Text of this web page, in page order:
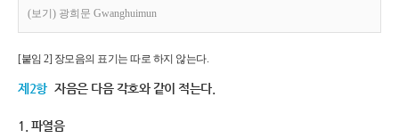
(보기) 광희문 Gwanghuimun
[붙임 2] 장모음의 표기는 따로 하지 않는다.
제2항 자음은 다음 각호와 같이 적는다.
1. 파열음